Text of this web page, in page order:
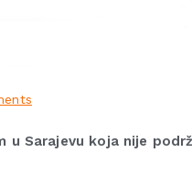
Sarajevu koja nije